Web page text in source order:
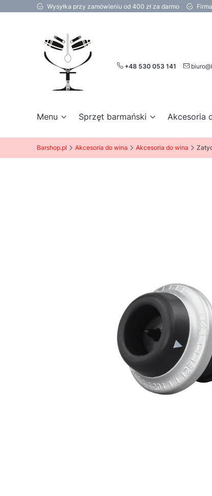
Wysyłka przy zamówieniu od 400 zł za darmo
+48 530 053 141
Menu Sprzęt barmański Akcesoria
Barshop.pl Akcesoria do wina Akcesoria do wina